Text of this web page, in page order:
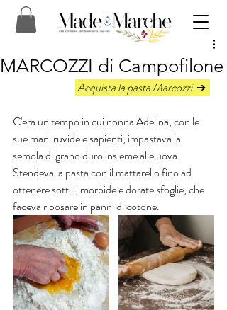
MARCOZZI di Campofilone
Acquista la pasta Marcozzi ➔
C'era un tempo in cui nonna Adelina, con le
sue mani ruvide e sapienti, impastava la
semola di grano duro insieme alle uova.
Stendeva la pasta con il mattarello fino ad
ottenere sottili, morbide e dorate sfoglie, che
faceva riposare in panni di cotone.